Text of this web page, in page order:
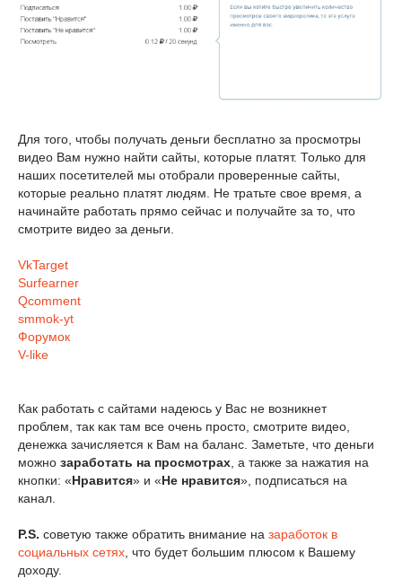
Для того, чтобы получать деньги бесплатно за просмотры
видео Вам нужно найти сайты, которые платят. Только для
наших посетителей мы отобрали проверенные сайты,
которые реально платят людям. Не тратьте свое время, а
начинайте работать прямо сейчас и получайте за то, что
смотрите видео за деньги.
VkTarget
Surfearner
Qcomment
smmok-yt
Форумок
V-like
Как работать с сайтами надеюсь у Вас не возникнет
проблем, так как там все очень просто, смотрите видео,
денежка зачисляется к Вам на баланс. Заметьте, что деньги
можно заработать на просмотрах, а также за нажатия на
кнопки: «Нравится» и «Не нравится», подписаться на
канал.
P.S. советую также обратить внимание на заработок в
социальных сетях, что будет большим плюсом к Вашему
доходу.